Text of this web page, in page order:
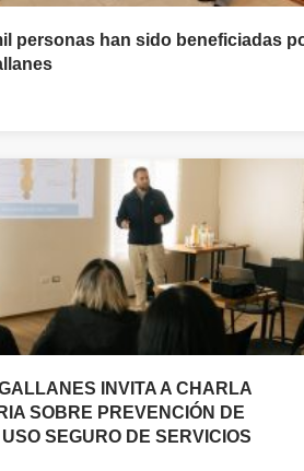
personas han sido beneficiadas
INVITA A CHARLA
SOBRE PREVENCIÓN DE
SEGURO DE SERVICIOS